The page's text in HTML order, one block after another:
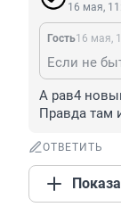
16 мая,
Гость16 мая,
А рав4
Правда там
ОТВЕТИТЬ